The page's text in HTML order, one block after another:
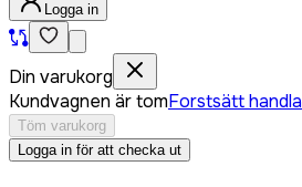
Logga in
Din varukorg
Kundvagnen är tomForstsätt handla
Töm varukorg
Logga in för att checka ut